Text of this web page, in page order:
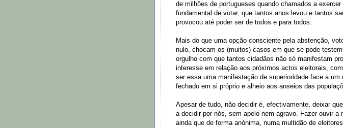
de milhões de portugueses quando chamados a
fundamental de votar, que tantos anos levou e tantos
provocou até poder ser de todos e para todos.
Mais do que uma opção consciente pela abstenção,
nulo, chocam os (muitos) casos em que se pode
orgulho com que tantos cidadãos não só manifestam
interesse em relação aos próximos actos eleitorais,
ser essa uma manifestação de superioridade face a um
fechado em si próprio e alheio aos anseios das
Apesar de tudo, não decidir é, efectivamente, deixar
a decidir por nós, sem apelo nem agravo. Fazer ouvir a
ainda que de forma anónima, numa multidão de